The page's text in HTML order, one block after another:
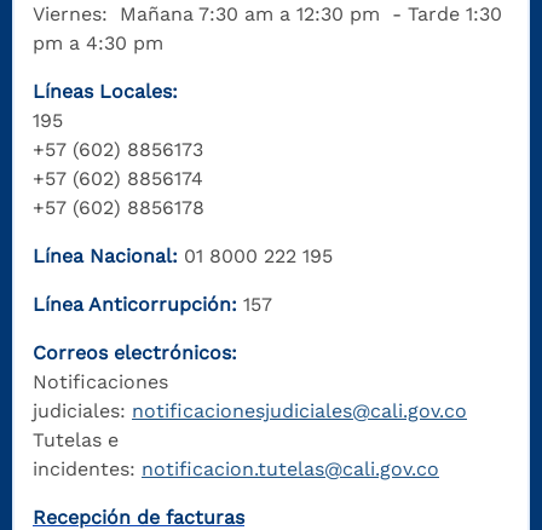
Viernes: Mañana 7:30 am a 12:30 pm - Tarde 1:30
pm a 4:30 pm
Líneas Locales:
195
+57 (602) 8856173
+57 (602) 8856174
+57 (602) 8856178
Línea Nacional: 01 8000 222 195
Línea Anticorrupción: 157
Correos electrónicos:
Notificaciones
judiciales: notificacionesjudiciales@cali.gov.co
Tutelas e
incidentes: notificacion.tutelas@cali.gov.co
Recepción de facturas